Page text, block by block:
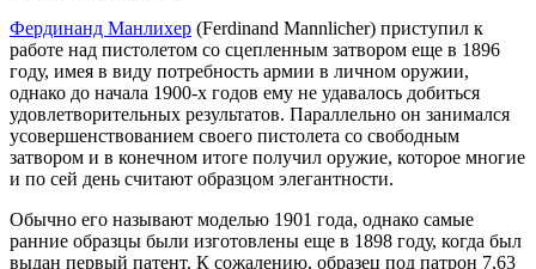
Фердинанд Манлихер (Ferdinand Mannlicher) приступил к
работе над пистолетом со сцепленным затвором еще в 1896
году, имея в виду потребность армии в личном оружии,
однако до начала 1900-х годов ему не удавалось добиться
удовлетворительных результатов. Параллельно он занимался
усовершенствованием своего пистолета со свободным
затвором и в конечном итоге получил оружие, которое многие
и по сей день считают образцом элегантности.
Обычно его называют моделью 1901 года, однако самые
ранние образцы были изготовлены еще в 1898 году, когда был
выдан первый патент. К сожалению, образец под патрон 7,63